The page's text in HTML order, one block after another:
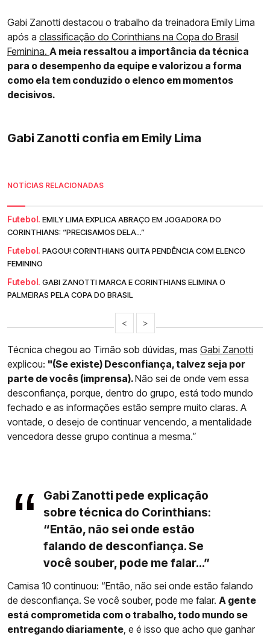
Gabi Zanotti destacou o trabalho da treinadora Emily Lima
após a classificação do Corinthians na Copa do Brasil
Feminina. A meia ressaltou a importância da técnica
para o desempenho da equipe e valorizou a forma
como ela tem conduzido o elenco em momentos
decisivos.
Gabi Zanotti confia em Emily Lima
NOTÍCIAS RELACIONADAS
Futebol. EMILY LIMA EXPLICA ABRAÇO EM JOGADORA DO
CORINTHIANS: “PRECISAMOS DELA...”
Futebol. PAGOU! CORINTHIANS QUITA PENDÊNCIA COM ELENCO
FEMININO
Futebol. GABI ZANOTTI MARCA E CORINTHIANS ELIMINA O
PALMEIRAS PELA COPA DO BRASIL
< >
Técnica chegou ao Timão sob dúvidas, mas Gabi Zanotti
explicou: "(Se existe) Desconfiança, talvez seja por
parte de vocês (imprensa).Não sei de onde vem essa
desconfiança, porque, dentro do grupo, está todo mundo
fechado e as informações estão sempre muito claras. A
vontade, o desejo de continuar vencendo, a mentalidade
vencedora desse grupo continua a mesma.”
Gabi Zanotti pede explicação
sobre técnica do Corinthians:
“Então, não sei onde estão
falando de desconfiança. Se
você souber, pode me falar...”
Camisa 10 continuou: “Então, não sei onde estão falando
de desconfiança. Se você souber, pode me falar. A gente
está comprometida com o trabalho, todo mundo se
entregando diariamente , e é isso que acho que ganhar